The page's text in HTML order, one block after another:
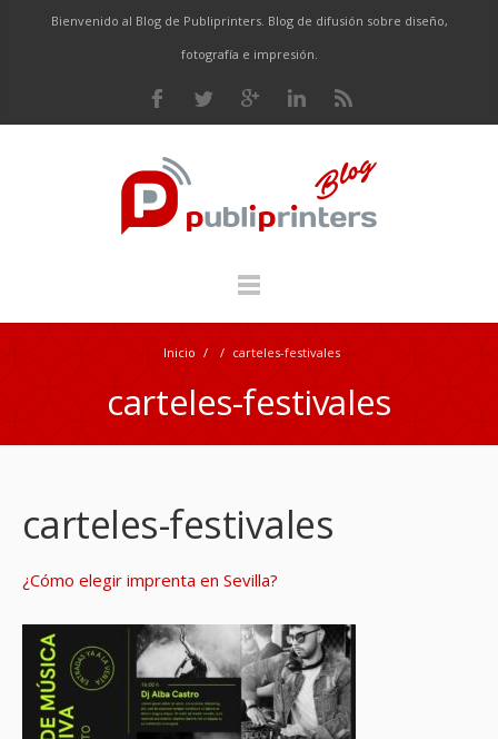
Bienvenido al Blog de Publiprinters. Blog de difusión sobre diseño,
fotografía e impresión.
Inicio / / carteles-festivales
carteles-festivales
carteles-festivales
¿Cómo elegir imprenta en Sevilla?